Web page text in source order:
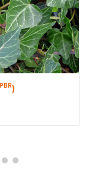
PBR)